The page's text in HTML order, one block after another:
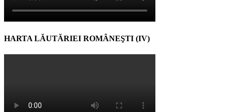
HARTA LĂUTĂRIEI ROMÂNEŞTI (IV)